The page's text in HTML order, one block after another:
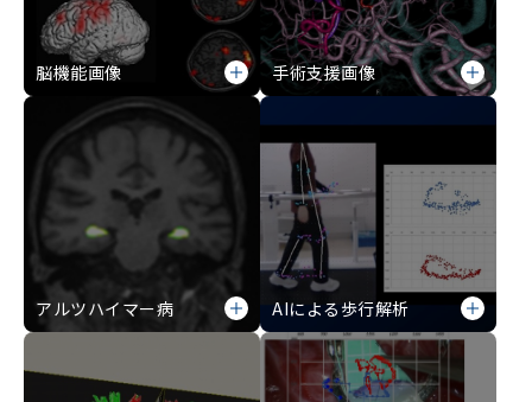
脳機能画像 手術支援画像
アルツハイマー病 AIによる歩行解析